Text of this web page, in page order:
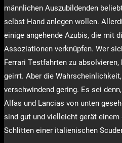
männlichen Auszubildenden
selbst Hand anlegen wollen.
einige angehende Azubis, die mit
Assoziationen verknüpfen. Wer
Ferrari Testfahrten zu
geirrt. Aber die
verschwindend gering. Es sei
Alfas und Lancias von unten
sind gut und vielleicht gerät
Schlitten einer italienischen